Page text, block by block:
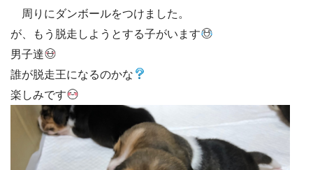
周りにダンボールをつけました。
が、もう脱走しようとする子がいます
男子達
誰が脱走王になるのかな
楽しみです